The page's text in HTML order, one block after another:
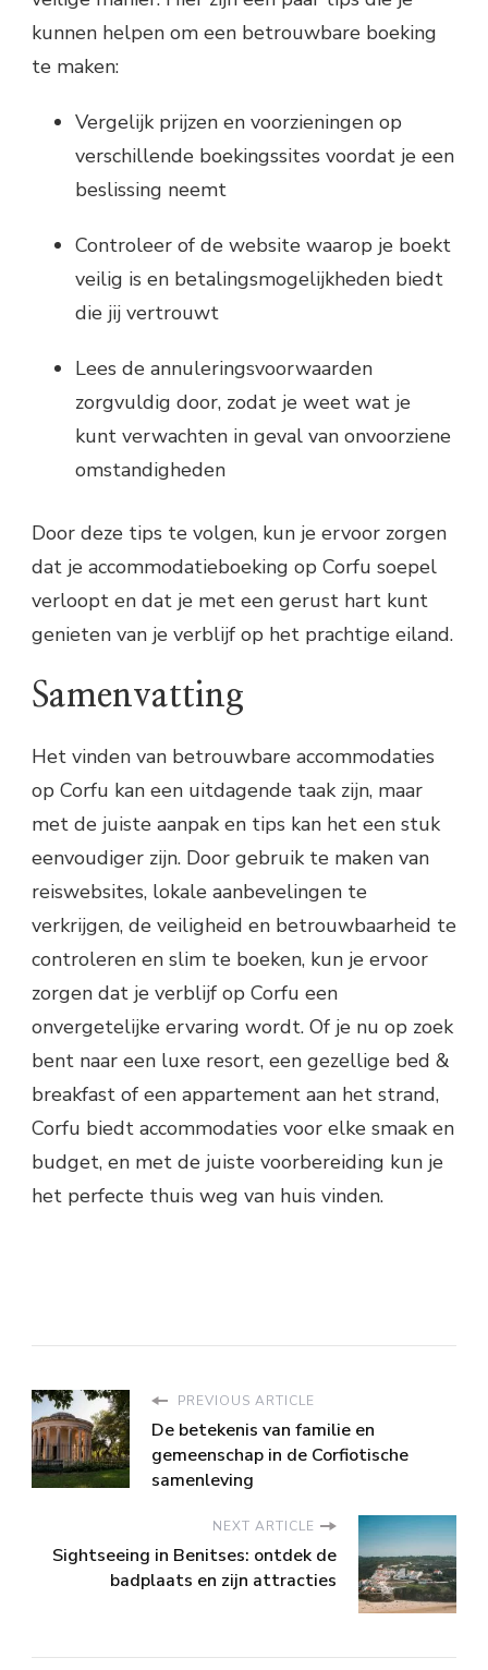
kunnen helpen om een betrouwbare boeking
te maken:
Vergelijk prijzen en voorzieningen op
verschillende boekingssites voordat je een
beslissing neemt
Controleer of de website waarop je boekt
veilig is en betalingsmogelijkheden biedt
die jij vertrouwt
Lees de annuleringsvoorwaarden
zorgvuldig door, zodat je weet wat je
kunt verwachten in geval van onvoorziene
omstandigheden
Door deze tips te volgen, kun je ervoor zorgen
dat je accommodatieboeking op Corfu soepel
verloopt en dat je met een gerust hart kunt
genieten van je verblijf op het prachtige eiland.
Samenvatting
Het vinden van betrouwbare accommodaties
op Corfu kan een uitdagende taak zijn, maar
met de juiste aanpak en tips kan het een stuk
eenvoudiger zijn. Door gebruik te maken van
reiswebsites, lokale aanbevelingen te
verkrijgen, de veiligheid en betrouwbaarheid te
controleren en slim te boeken, kun je ervoor
zorgen dat je verblijf op Corfu een
onvergetelijke ervaring wordt. Of je nu op zoek
bent naar een luxe resort, een gezellige bed &
breakfast of een appartement aan het strand,
Corfu biedt accommodaties voor elke smaak en
budget, en met de juiste voorbereiding kun je
het perfecte thuis weg van huis vinden.
PREVIOUS ARTICLE
De betekenis van familie en
gemeenschap in de Corfiotische
samenleving
NEXT ARTICLE
Sightseeing in Benitses: ontdek de
badplaats en zijn attracties